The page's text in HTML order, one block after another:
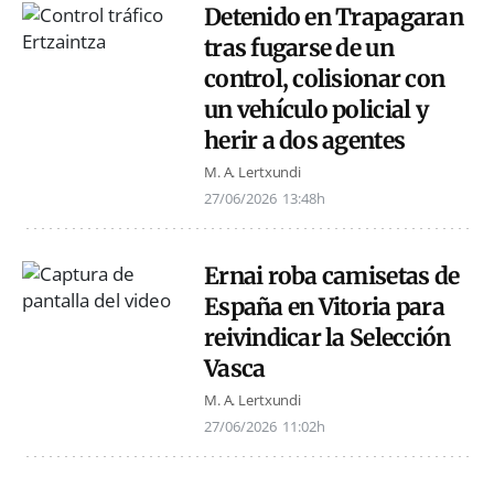
Detenido en Trapagaran
tras fugarse de un
control, colisionar con
un vehículo policial y
herir a dos agentes
M. A. Lertxundi
27/06/2026 13:48h
Ernai roba camisetas de
España en Vitoria para
reivindicar la Selección
Vasca
M. A. Lertxundi
27/06/2026 11:02h